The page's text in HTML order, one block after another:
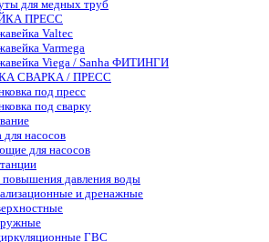
для медных труб
ПРЕСС
Valtec
Varmega
Viega / Sanha ФИТИНГИ
СВАРКА / ПРЕСС
под пресс
под сварку
насосов
для насосов
давления воды
и дренажные
ГВС